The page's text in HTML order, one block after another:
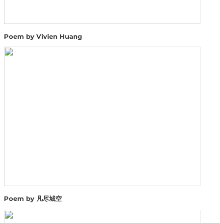
Poem by Vivien Huang
Poem by 凡尽城空